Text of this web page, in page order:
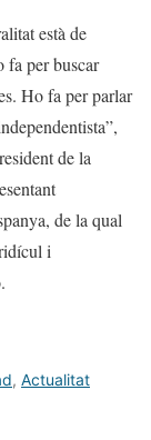
està de
fa per buscar
Ho fa per parlar
de la
de la qual
i
, Actualitat